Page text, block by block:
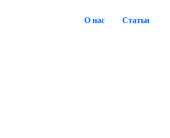
О нас Статьи